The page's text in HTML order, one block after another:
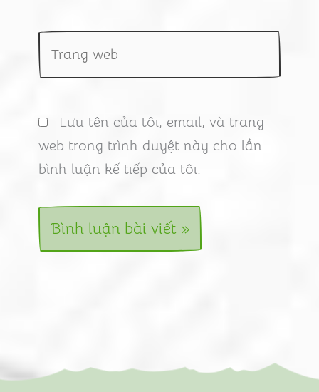
web
Lưu tên của tôi, email, và trang
web trong trình duyệt này cho lần
bình luận kế tiếp của tôi.